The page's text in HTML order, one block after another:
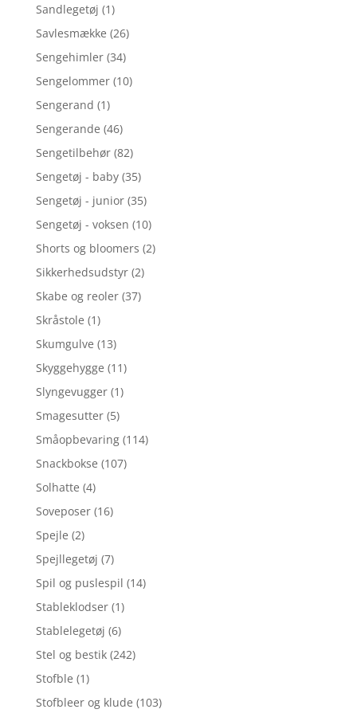
Sandlegetøj (1)
Savlesmække (26)
Sengehimler (34)
Sengelommer (10)
Sengerand (1)
Sengerande (46)
Sengetilbehør (82)
Sengetøj - baby (35)
Sengetøj - junior (35)
Sengetøj - voksen (10)
Shorts og bloomers (2)
Sikkerhedsudstyr (2)
Skabe og reoler (37)
Skråstole (1)
Skumgulve (13)
Skyggehygge (11)
Slyngevugger (1)
Smagesutter (5)
Småopbevaring (114)
Snackbokse (107)
Solhatte (4)
Soveposer (16)
Spejle (2)
Spejllegetøj (7)
Spil og puslespil (14)
Stableklodser (1)
Stablelegetøj (6)
Stel og bestik (242)
Stofble (1)
Stofbleer og klude (103)